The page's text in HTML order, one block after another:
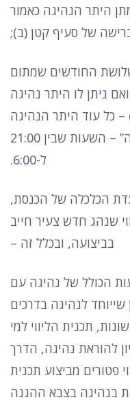
היתר הנהיגה כאמור
של סעיף קטן (ב);
החודשים שמתום
ואם ניתן לו היתר נהיגה
כל עוד היתר הנהיגה
” – השעות שבין
ל-6:00.
הכלכלה של הכנסת,
שנהג חדש צעיר חייב
בביצועה, ובכלל זה –
הכולל של נהיגה עם
לנהיגה בדרכים
, תכנית הליווי למי
להוראת נהיגה, הדרך
פטורים מביצוע תכנית
בנהיגה בצבא ההגנה